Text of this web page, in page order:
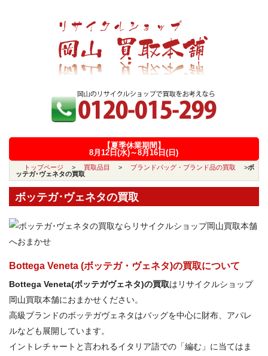
【夏季休業期間】
8月12日(水)～8月16日(日)
トップページ > 買取品目 > ブランドバッグ・ブランド品の買取 >ボ
ッテガ･ヴェネタの買取
ボッテガ･ヴェネタの買取
Bottega Veneta (ボッテガ・ヴェネタ)の買取について
Bottega Veneta(ボッテガヴェネタ)の買取はリサイクルショップ
岡山買取本舗におまかせください。
高級ブランドのボッテガヴェネタはバッグを中心に財布、アパレ
ルなども展開しています。
イントレチャートと言われるイタリア語での「編む」に当てはま